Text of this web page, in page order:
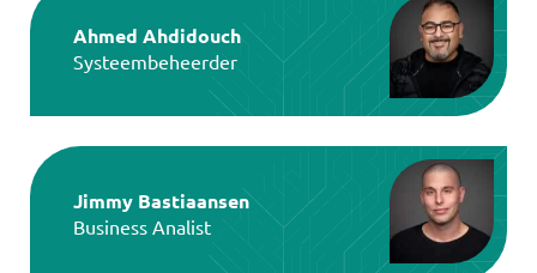
Ahmed Ahdidouch
Systeembeheerder
Jimmy Bastiaansen
Business Analist